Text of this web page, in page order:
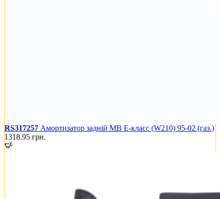
RS317257 Амортизатор задній MB E-класс (W210) 95-02 (газ.)
1318.95 грн.